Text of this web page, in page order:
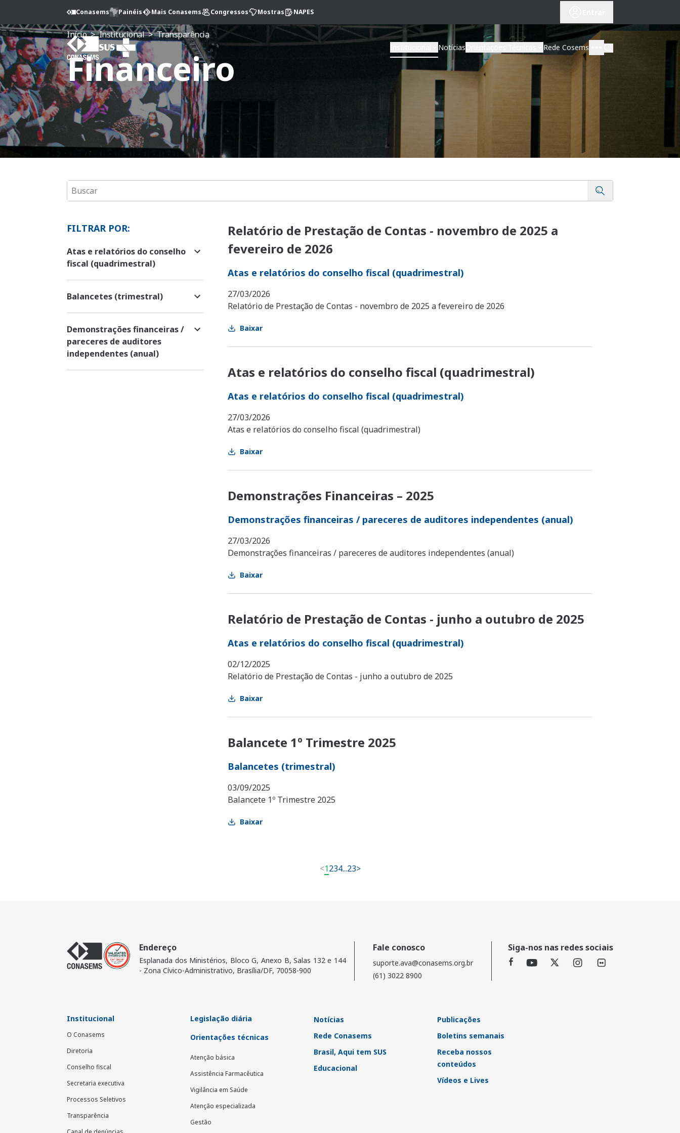
Conasems Painéis Mais Conasems Congressos Mostras NAPES
Notícias Rede Cosems
Início > Institucional > Transparência
Financeiro
Buscar
FILTRAR POR:
Atas e relatórios do conselho
fiscal (quadrimestral)
Balancetes (trimestral)
Demonstrações financeiras /
pareceres de auditores
independentes (anual)
Relatório de Prestação de Contas - novembro de 2025 a
fevereiro de 2026
Atas e relatórios do conselho fiscal (quadrimestral)
27/03/2026
Relatório de Prestação de Contas - novembro de 2025 a fevereiro de 2026
Baixar
Atas e relatórios do conselho fiscal (quadrimestral)
Atas e relatórios do conselho fiscal (quadrimestral)
27/03/2026
Atas e relatórios do conselho fiscal (quadrimestral)
Baixar
Demonstrações Financeiras – 2025
Demonstrações financeiras / pareceres de auditores independentes (anual)
27/03/2026
Demonstrações financeiras / pareceres de auditores independentes (anual)
Baixar
Relatório de Prestação de Contas - junho a outubro de 2025
Atas e relatórios do conselho fiscal (quadrimestral)
02/12/2025
Relatório de Prestação de Contas - junho a outubro de 2025
Baixar
Balancete 1º Trimestre 2025
Balancetes (trimestral)
03/09/2025
Balancete 1º Trimestre 2025
Baixar
<1234...23>
Endereço
Esplanada dos Ministérios, Bloco G, Anexo B, Salas 132 e 144
- Zona Cívico-Administrativo, Brasília/DF, 70058-900
Fale conosco
suporte.ava@conasems.org.br
(61) 3022 8900
Siga-nos nas redes sociais
Institucional
O Conasems
Diretoria
Conselho fiscal
Secretaria executiva
Processos Seletivos
Transparência
Legislação diária
Orientações técnicas
Atenção básica
Assistência Farmacêutica
Vigilância em Saúde
Atenção especializada
Gestão
Notícias
Rede Conasems
Brasil, Aqui tem SUS
Educacional
Publicações
Boletins semanais
Receba nossos
conteúdos
Vídeos e Lives